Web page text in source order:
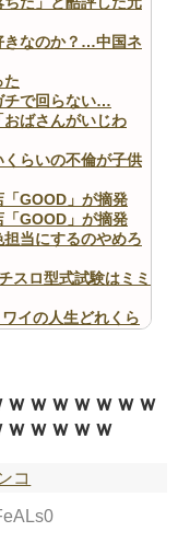
きなのか？…中国ネ
た
チで回らない…
おばさんがいじわ
らいの不倫が子供
GOOD」が摘発
GOOD」が摘発
当にするのやめろ
スロ型式試験はミミ
イの人生どれくら
い出ｗｗｗ
ｗｗｗｗｗｗｗ
ｗｗｗｗ
コ